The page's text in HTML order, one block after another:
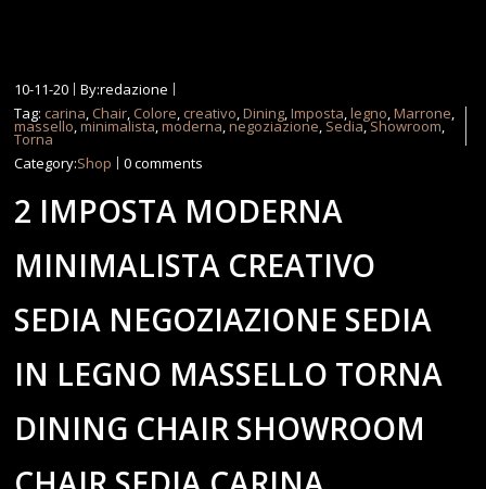
10-11-20
By:redazione
Tag: carina, Chair, Colore, creativo,Dining,Imposta,legno,Marrone,
massello,minimalista,moderna,negoziazione, Sedia,Showroom,
Torna
Category:Shop 0 comments
2 IMPOSTA MODERNA
MINIMALISTA CREATIVO
SEDIA NEGOZIAZIONE SEDIA
IN LEGNO MASSELLO TORNA
DINING CHAIR SHOWROOM